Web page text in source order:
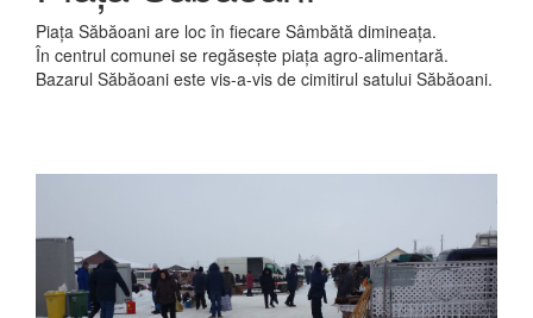
Piaţa Săbăoani are loc în fiecare Sâmbătă dimineaţa.
În centrul comunei se regăseşte piaţa agro-alimentară.
Bazarul Săbăoani este vis-a-vis de cimitirul satului Săbăoani.